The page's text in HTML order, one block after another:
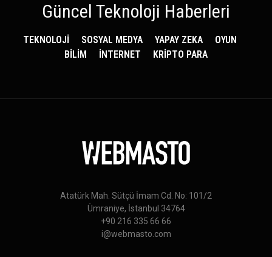
Güncel Teknoloji Haberleri
TEKNOLOJİ SOSYAL MEDYA YAPAY ZEKA
OYUN
BİLİM
İNTERNET KRİPTO PARA
Atatürk Mah. Sütçü İmam Cd. No: 101/2
Ümraniye, İstanbul 34764
+90 216 335 66 66
i@webmasto.com